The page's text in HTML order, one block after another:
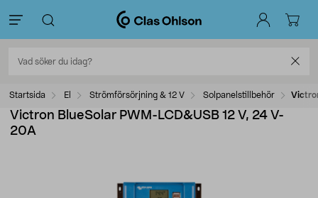
Startsida El Strömförsörjning & 12 V Solpanelstillbehör
Victron BlueSolar PWM-LCD&USB 12 V, 24 V-
20A